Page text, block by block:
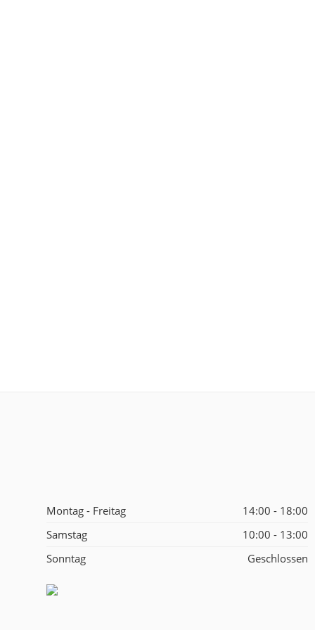
Montag - Freitag
14:00 - 18:00
Samstag
10:00 - 13:00
Sonntag
Geschlossen